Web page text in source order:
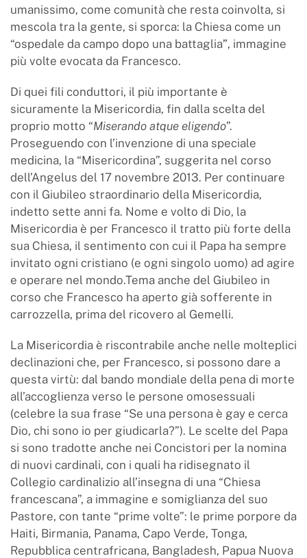
umanissimo, come comunità che resta coinvolta, si
mescola tra la gente, si sporca: la Chiesa come un
“ospedale da campo dopo una battaglia”, immagine
più volte evocata da Francesco.
Di quei fili conduttori, il più importante è
sicuramente la Misericordia, fin dalla scelta del
proprio motto “Miserando atque eligendo”.
Proseguendo con l’invenzione di una speciale
medicina, la “Misericordina”, suggerita nel corso
dell’Angelus del 17 novembre 2013. Per continuare
con il Giubileo straordinario della Misericordia,
indetto sette anni fa. Nome e volto di Dio, la
Misericordia è per Francesco il tratto più forte della
sua Chiesa, il sentimento con cui il Papa ha sempre
invitato ogni cristiano (e ogni singolo uomo) ad agire
e operare nel mondo.Tema anche del Giubileo in
corso che Francesco ha aperto già sofferente in
carrozzella, prima del ricovero al Gemelli.
La Misericordia è riscontrabile anche nelle molteplici
declinazioni che, per Francesco, si possono dare a
questa virtù: dal bando mondiale della pena di morte
all’accoglienza verso le persone omosessuali
(celebre la sua frase “Se una persona è gay e cerca
Dio, chi sono io per giudicarla?”). Le scelte del Papa
si sono tradotte anche nei Concistori per la nomina
di nuovi cardinali, con i quali ha ridisegnato il
Collegio cardinalizio all’insegna di una “Chiesa
francescana”, a immagine e somiglianza del suo
Pastore, con tante “prime volte”: le prime porpore da
Haiti, Birmania, Panama, Capo Verde, Tonga,
Repubblica centrafricana, Bangladesh, Papua Nuova